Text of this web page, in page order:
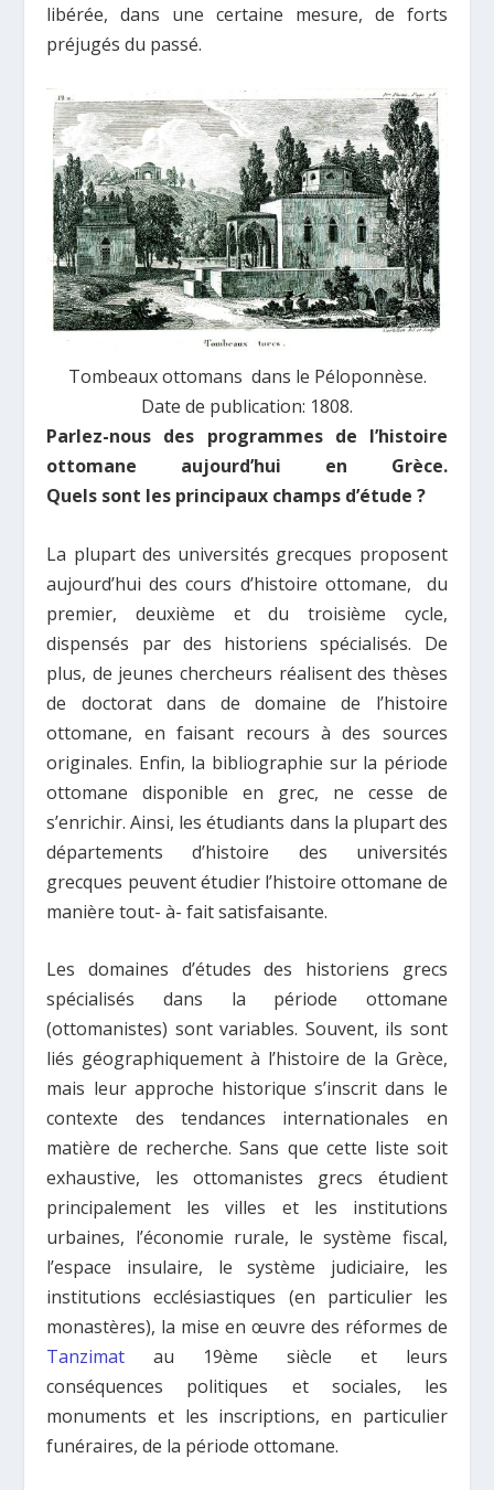
libérée, dans une certaine mesure, de forts
préjugés du passé.
Tombeaux ottomans dans le Péloponnèse.
Date de publication: 1808.
Parlez-nous des programmes de l’histoire
ottomane aujourd’hui en Grèce.
Quels sont les principaux champs d’étude ?
La plupart des universités grecques proposent
aujourd’hui des cours d’histoire ottomane, du
premier, deuxième et du troisième cycle,
dispensés par des historiens spécialisés. De
plus, de jeunes chercheurs réalisent des thèses
de doctorat dans de domaine de l’histoire
ottomane, en faisant recours à des sources
originales. Enfin, la bibliographie sur la période
ottomane disponible en grec, ne cesse de
s’enrichir. Ainsi, les étudiants dans la plupart des
départements d’histoire des universités
grecques peuvent étudier l’histoire ottomane de
manière tout- à- fait satisfaisante.
Les domaines d’études des historiens grecs
spécialisés dans la période ottomane
(ottomanistes) sont variables. Souvent, ils sont
liés géographiquement à l’histoire de la Grèce,
mais leur approche historique s’inscrit dans le
contexte des tendances internationales en
matière de recherche. Sans que cette liste soit
exhaustive, les ottomanistes grecs étudient
principalement les villes et les institutions
urbaines, l’économie rurale, le système fiscal,
l’espace insulaire, le système judiciaire, les
institutions ecclésiastiques (en particulier les
monastères), la mise en œuvre des réformes de
Tanzimat au 19ème siècle et leurs
conséquences politiques et sociales, les
monuments et les inscriptions, en particulier
funéraires, de la période ottomane.